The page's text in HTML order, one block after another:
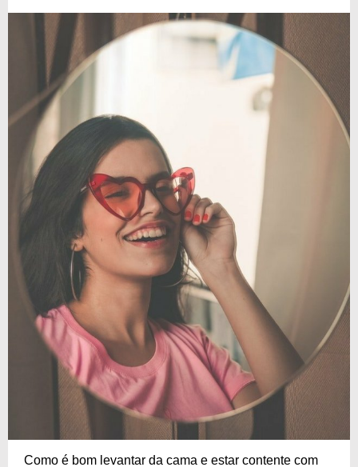
Como é bom levantar da cama e estar contente com